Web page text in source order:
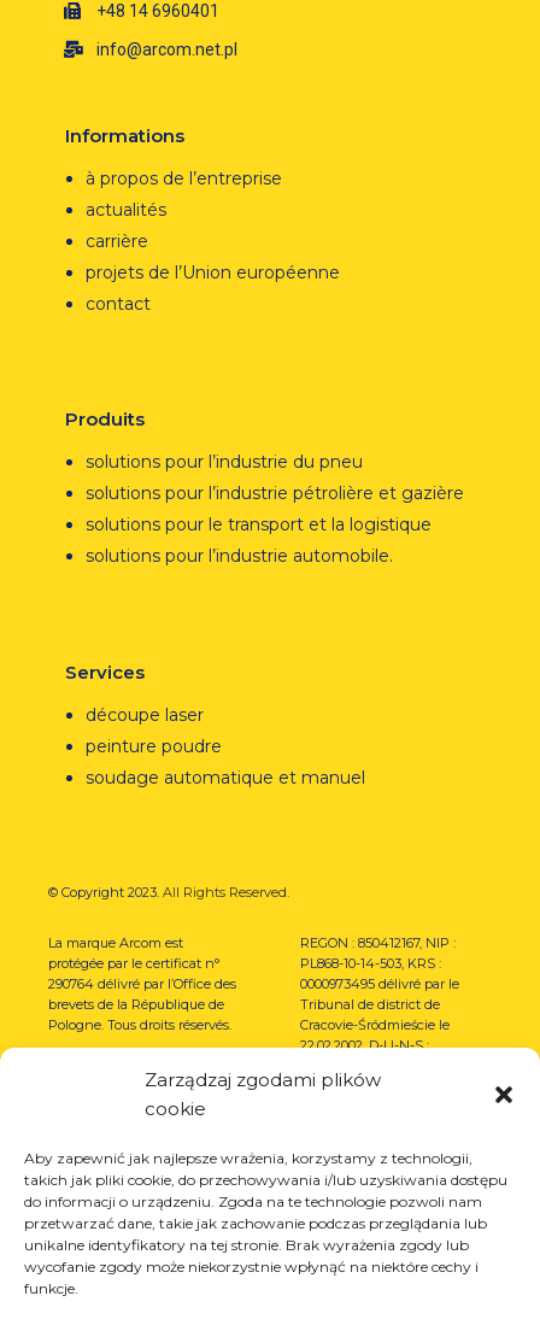
Zarządzaj zgodami plików
cookie
Aby zapewnić jak najlepsze wrażenia, korzystamy z technologii,
takich jak pliki cookie, do przechowywania i/lub uzyskiwania dostępu
do informacji o urządzeniu. Zgoda na te technologie pozwoli nam
przetwarzać dane, takie jak zachowanie podczas przeglądania lub
unikalne identyfikatory na tej stronie. Brak wyrażenia zgody lub
wycofanie zgody może niekorzystnie wpłynąć na niektóre cechy i
funkcje.
+48 14 6960401
info@arcom.net.pl
Informations
à propos de l’entreprise
actualités
carrière
projets de l’Union européenne
contact
Produits
solutions pour l’industrie du pneu
solutions pour l’industrie pétrolière et gazière
solutions pour le transport et la logistique
solutions pour l’industrie automobile.
Services
découpe laser
peinture poudre
soudage automatique et manuel
© Copyright 2023. All Rights Reserved.
La marque Arcom est
protégée par le certificat n°
290764 délivré par l’Office des
brevets de la République de
Pologne. Tous droits réservés.
REGON : 850412167, NIP :
PL868-10-14-503, KRS :
0000973495 délivré par le
Tribunal de district de
Cracovie-Śródmieście le
22.02.2002. D-U-N-S :